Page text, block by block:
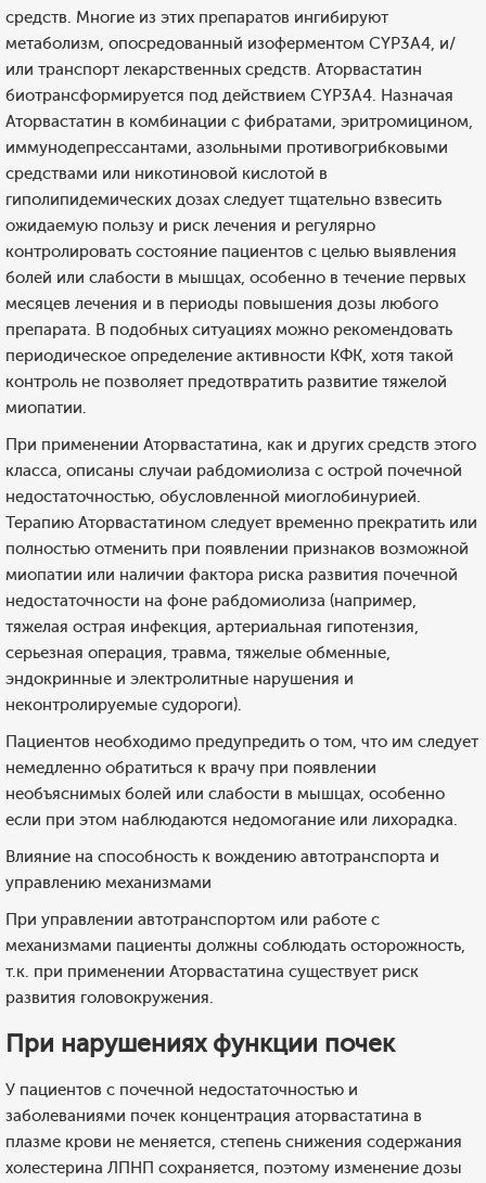
средств. Многие из этих препаратов ингибируют
метаболизм, опосредованный изоферментом CYP3A4, и/
или транспорт лекарственных средств. Аторвастатин
биотрансформируется под действием CYP3A4. Назначая
Аторвастатин в комбинации с фибратами, эритромицином,
иммунодепрессантами, азольными противогрибковыми
средствами или никотиновой кислотой в
гиполипидемических дозах следует тщательно взвесить
ожидаемую пользу и риск лечения и регулярно
контролировать состояние пациентов с целью выявления
болей или слабости в мышцах, особенно в течение первых
месяцев лечения и в периоды повышения дозы любого
препарата. В подобных ситуациях можно рекомендовать
периодическое определение активности КФК, хотя такой
контроль не позволяет предотвратить развитие тяжелой
миопатии.
При применении Аторвастатина, как и других средств этого
класса, описаны случаи рабдомиолиза с острой почечной
недостаточностью, обусловленной миоглобинурией.
Терапию Аторвастатином следует временно прекратить или
полностью отменить при появлении признаков возможной
миопатии или наличии фактора риска развития почечной
недостаточности на фоне рабдомиолиза (например,
тяжелая острая инфекция, артериальная гипотензия,
серьезная операция, травма, тяжелые обменные,
эндокринные и электролитные нарушения и
неконтролируемые судороги).
Пациентов необходимо предупредить о том, что им следует
немедленно обратиться к врачу при появлении
необъяснимых болей или слабости в мышцах, особенно
если при этом наблюдаются недомогание или лихорадка.
Влияние на способность к вождению автотранспорта и
управлению механизмами
При управлении автотранспортом или работе с
механизмами пациенты должны соблюдать осторожность,
т.к. при применении Аторвастатина существует риск
развития головокружения.
При нарушениях функции почек
У пациентов с почечной недостаточностью и
заболеваниями почек концентрация аторвастатина в
плазме крови не меняется, степень снижения содержания
холестерина ЛПНП сохраняется, поэтому изменение дозы